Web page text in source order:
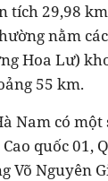
tích 29,98
nằm
Hoa Lư)
55 km.
Nam có một
quốc 01,
Võ Nguyên